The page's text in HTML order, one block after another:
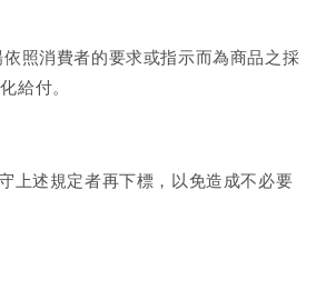
依照消費者的要求或指示而為商品之採
給付。
上述規定者再下標，以免造成不必要